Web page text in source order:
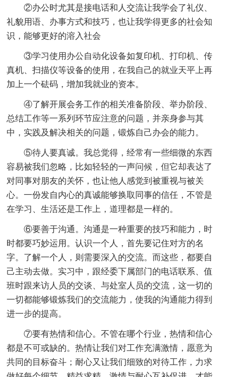
②办公时尤其是接电话和人交流让我学会了礼仪、
礼貌用语、办事方式和技巧，也让我学得更多的社会知
识，能够更好的溶入社会
③学习使用办公自动化设备如复印机、打印机、传
真机、扫描仪等设备的使用，在我自己的就业天平上再
加上一个砝码，增加我就业的资本。
④了解开展会务工作的相关准备阶段、举办阶段、
总结工作等一系列环节应注意的问题，并亲身参与其
中，实践及解决相关的问题，锻炼自己办会的能力。
⑤待人要真诚。我总觉得，经常有一些细微的东西
容易被我们忽略，比如轻轻的一声问候，但它却表达了
对同事对朋友的关怀，也让他人感觉到被重视与被关
心。一份发自内心的真诚能够换取同事的信任，不管是
在学习、生活还是工作上，道理都是一样的。
⑥要善于沟通。沟通是一种重要的技巧和能力，时
时都要巧妙运用。认识一个人，首先要记住对方的名
字。了解一个人，则需要深入的交流。而这些，都要自
己主动去做。实习中，跟经委下属部门的电话联系、值
班时跟来访人员的交谈、与处室人员的交流，这一切的
一切都能够锻炼我们的交流能力，使我的沟通能力得到
进一步的提高。
⑦要有热情和信心。不管在哪个行业，热情和信心
都是不可或缺的。热情让我们对工作充满激情，愿意为
共同的目标奋斗；耐心又让我们细致的对待工作，力求